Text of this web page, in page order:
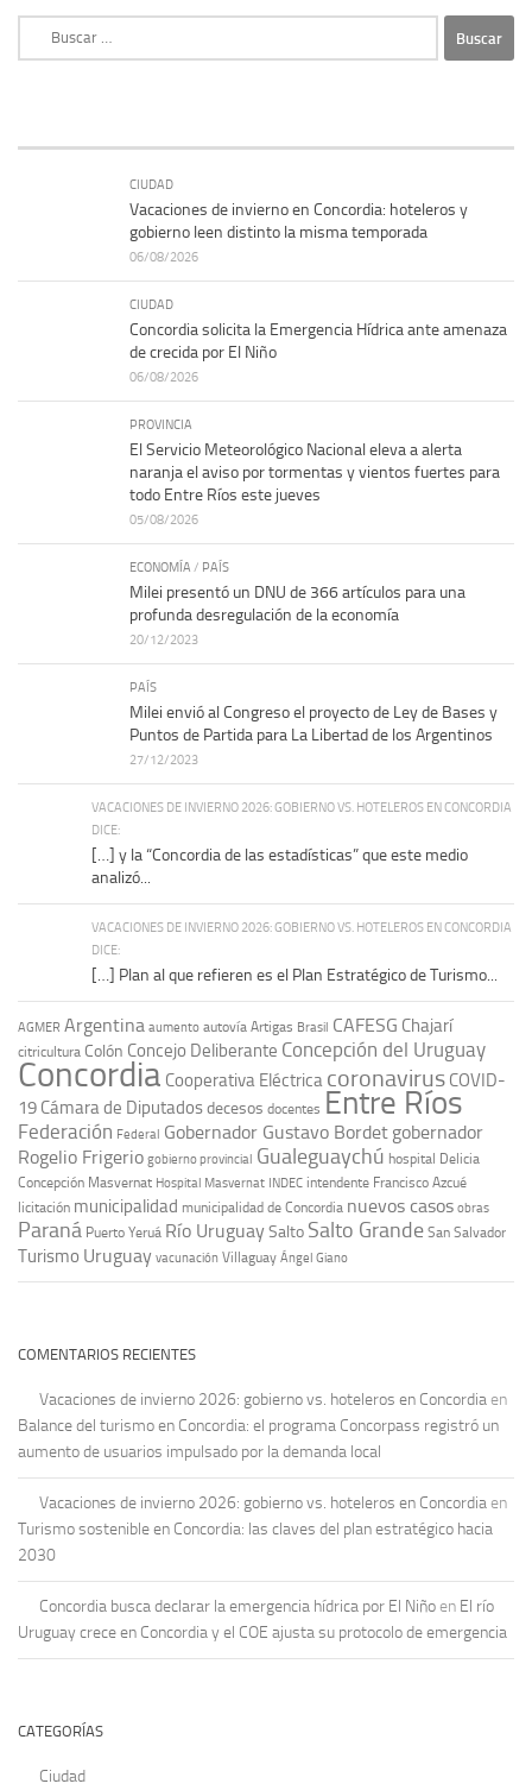
CIUDAD
Vacaciones de invierno en Concordia: hoteleros y
gobierno leen distinto la misma temporada
06/08/2026
CIUDAD
Concordia solicita la Emergencia Hídrica ante amenaza
de crecida por El Niño
06/08/2026
PROVINCIA
El Servicio Meteorológico Nacional eleva a alerta
naranja el aviso por tormentas y vientos fuertes para
todo Entre Ríos este jueves
05/08/2026
ECONOMÍA / PAÍS
Milei presentó un DNU de 366 artículos para una
profunda desregulación de la economía
20/12/2023
PAÍS
Milei envió al Congreso el proyecto de Ley de Bases y
Puntos de Partida para La Libertad de los Argentinos
27/12/2023
VACACIONES DE INVIERNO 2026: GOBIERNO VS. HOTELEROS EN CONCORDIA
DICE:
[…] y la “Concordia de las estadísticas” que este medio
analizó...
VACACIONES DE INVIERNO 2026: GOBIERNO VS. HOTELEROS EN CONCORDIA
DICE:
[…] Plan al que refieren es el Plan Estratégico de Turismo...
AGMER Argentina aumento autovía Artigas Brasil CAFESG Chajarí
citricultura Colón Concejo Deliberante Concepción del Uruguay
Concordia Cooperativa Eléctrica coronavirus COVID-
19 Cámara de Diputadosdecesos docentes Entre Ríos
Federación Federal Gobernador Gustavo Bordet gobernador
Rogelio Frigerio gobierno provincial Gualeguaychú hospital Delicia
Concepción Masvernat Hospital Masvernat INDEC intendente Francisco Azcué
licitación municipalidad municipalidad de Concordia nuevos casos obras
Paraná Puerto Yeruá Río UruguaySalto Salto Grande San Salvador
Turismo Uruguay vacunación Villaguay Ángel Giano
COMENTARIOS RECIENTES
Vacaciones de invierno 2026: gobierno vs. hoteleros en Concordia en
Balance del turismo en Concordia: el programa Concorpass registró un
aumento de usuarios impulsado por la demanda local
Vacaciones de invierno 2026: gobierno vs. hoteleros en Concordia en
Turismo sostenible en Concordia: las claves del plan estratégico hacia
2030
Concordia busca declarar la emergencia hídrica por El Niño en El río
Uruguay crece en Concordia y el COE ajusta su protocolo de emergencia
CATEGORÍAS
Ciudad